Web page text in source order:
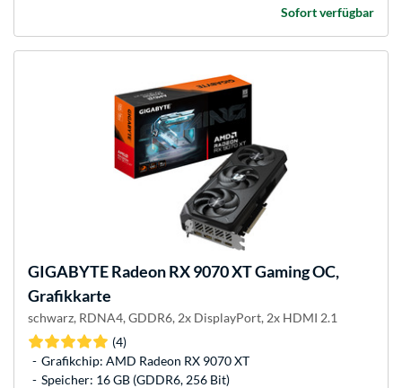
Sofort verfügbar
GIGABYTERadeon RX 9070 XT Gaming OC,
Grafikkarte
schwarz, RDNA4, GDDR6, 2x DisplayPort, 2x HDMI 2.1
(4)
Grafikchip: AMD Radeon RX 9070 XT
Speicher: 16 GB (GDDR6, 256 Bit)